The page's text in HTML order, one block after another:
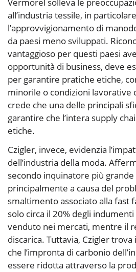
Vermorel solleva le
all’industria tessile, in
l’approvvigionamento di
da paesi meno sviluppati.
vantaggioso per questi paesi
opportunità di business, deve
per garantire pratiche etiche,
minorile o condizioni lavorative
crede che una delle principali
garantire che l’intera supply
etiche.
Czigler, invece, evidenzia
dell’industria della moda.
secondo inquinatore più
principalmente a causa del
smaltimento associato alla fast
solo circa il 20% degli
venduto nei mercati, mentre il
discarica. Tuttavia, Czigler
che l’impronta di carbonio
essere ridotta attraverso la